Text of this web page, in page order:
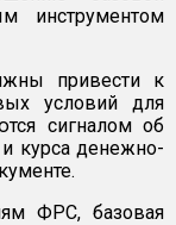
инструментом
привести к
условий для
сигналом об
курса денежно-
ФРС, базовая